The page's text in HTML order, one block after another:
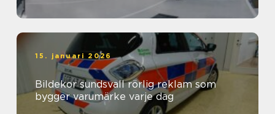
15. januari 2026
Bildekor sundsvall rörlig reklam som
bygger varumärke varje dag